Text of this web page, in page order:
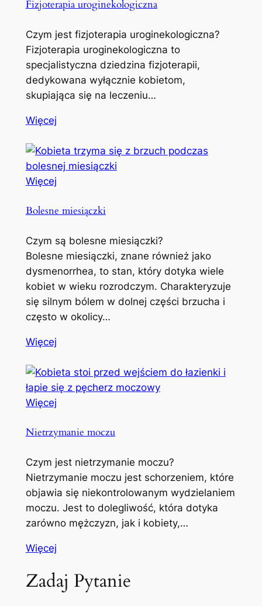
Fizjoterapia uroginekologiczna
Czym jest fizjoterapia uroginekologiczna?
Fizjoterapia uroginekologiczna to
specjalistyczna dziedzina fizjoterapii,
dedykowana wyłącznie kobietom,
skupiająca się na leczeniu…
Więcej
Więcej
Bolesne miesiączki
Czym są bolesne miesiączki?
Bolesne miesiączki, znane również jako
dysmenorrhea, to stan, który dotyka wiele
kobiet w wieku rozrodczym. Charakteryzuje
się silnym bólem w dolnej części brzucha i
często w okolicy…
Więcej
Więcej
Nietrzymanie moczu
Czym jest nietrzymanie moczu?
Nietrzymanie moczu jest schorzeniem, które
objawia się niekontrolowanym wydzielaniem
moczu. Jest to dolegliwość, która dotyka
zarówno mężczyzn, jak i kobiety,…
Więcej
Zadaj Pytanie